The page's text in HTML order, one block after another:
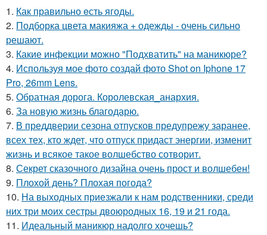
1. Как правильно eсть ягоды.
2. Подборка цвета макияжа + одежды - очень сильно
решают.
3. Какие инфекции можно "Подхватить" на маникюре?
4. Используя мое фото создай фото Shot on Iphone 17
Pro, 26mm Lens.
5. Обратная дорога. Королевская_анархия.
6. За новyю жизнь благодарю.
7. В преддверии сезона отпусков предупрежу заранее,
всех тех, кто ждет, что отпуск придаст энергии, изменит
жизнь и всякое такое волшебство сотворит.
8. Секрет сказочного дизайна очень прост и волшебен!
9. Плохой день? Плохая погода?
10. На выходных приезжали к нам родственники, среди
них три моих сестры двоюродных 16, 19 и 21 года.
11. Идеальный маникюр надолго хочешь?